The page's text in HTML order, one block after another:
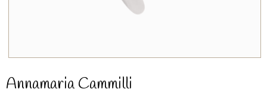
Annamaria Cammilli